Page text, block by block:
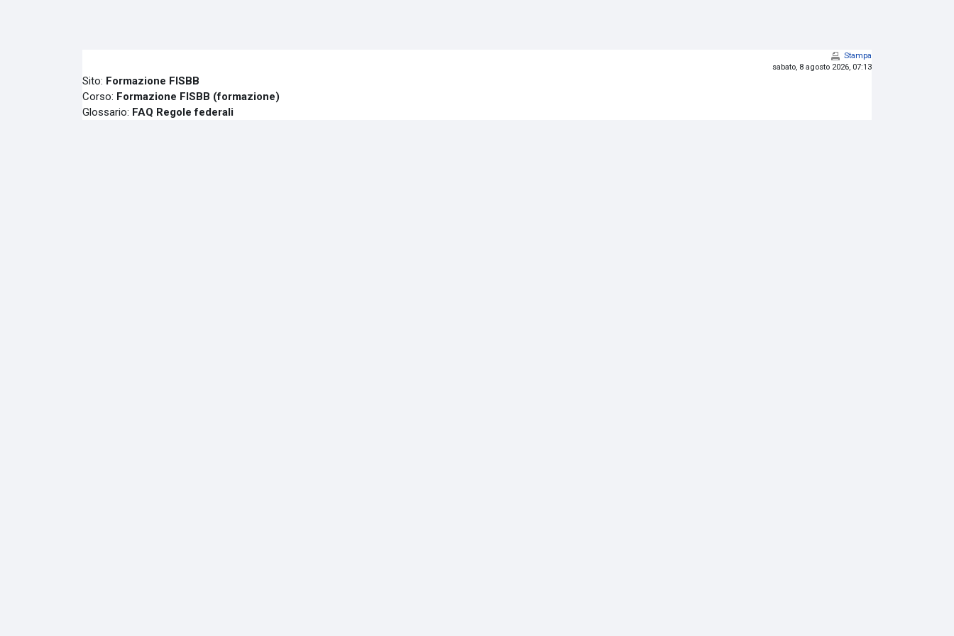
Stampa
sabato, 8 agosto 2026, 07:13
Sito: Formazione FISBB
Corso: Formazione FISBB (formazione)
Glossario: FAQ Regole federali